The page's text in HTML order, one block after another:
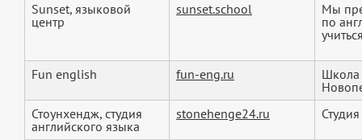
Sunset, языковой
центр
sunset.school
Мы
по
Fun english fun-eng.ru
Школа
Стоунхендж, студия
английского языка
stonehenge24.ru